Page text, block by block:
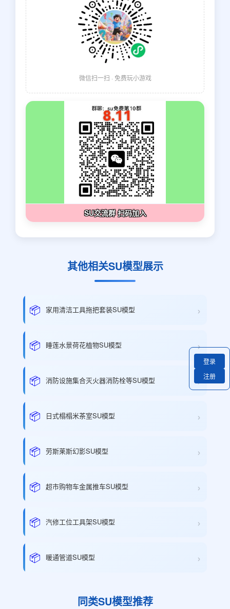
微信扫一扫 · 免费玩小游戏
SU交流群 扫码加入
其他相关SU模型展示
📦 家用清洁工具拖把套装SU模型 ›
📦 睡莲水景荷花植物SU模型 ›
📦 消防设施集合灭火器消防栓等SU模型 ›
📦 日式榻榻米茶室SU模型 ›
📦 劳斯莱斯幻影SU模型 ›
📦 超市购物车金属推车SU模型 ›
📦 汽修工位工具架SU模型 ›
📦 暖通管道SU模型 ›
同类SU模型推荐
登录
注册